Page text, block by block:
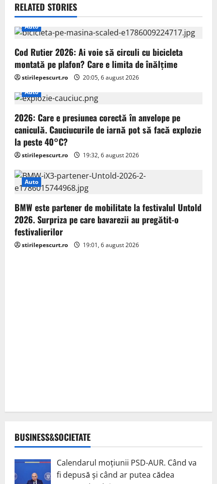
v
i
g
a
t
i
o
n
RELATED STORIES
Auto
Cod Rutier 2026: Ai voie să circuli cu bicicleta
montată pe plafon? Care e limita de înălțime
stirilepescurt.ro
20:05, 6 august 2026
Auto
2026: Care e presiunea corectă în anvelope pe
caniculă. Cauciucurile de iarnă pot să facă explozie
la peste 40°C?
stirilepescurt.ro 19:32, 6 august 2026
Auto
BMW este partener de mobilitate la festivalul Untold
2026. Surpriza pe care bavarezii au pregătit-o
festivalierilor
stirilepescurt.ro 19:01, 6 august 2026
BUSINESS&SOCIETATE
Calendarul moțiunii PSD-AUR. Când va
fi depusă și când ar putea cădea